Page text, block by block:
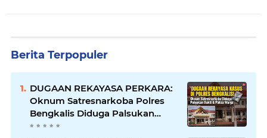
Berita Terpopuler
DUGAAN REKAYASA PERKARA:
Oknum Satresnarkoba Polres
Bengkalis Diduga Palsukan
Barang Bukti Hingga Paksa